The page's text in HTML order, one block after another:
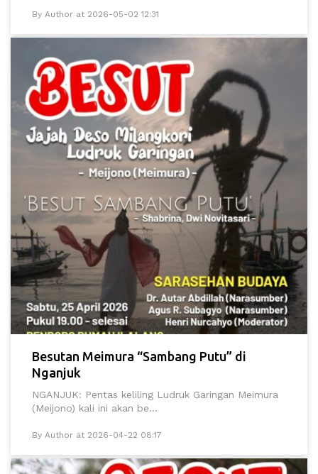
By Author at 2026-05-02 12:31
Besutan Meimura “Sambang Putu” di
Nganjuk
NGANJUK: Pentas keliling Ludruk Garingan Meimura
(Meijono) kali ini akan be...
By Author at 2026-04-22 08:17